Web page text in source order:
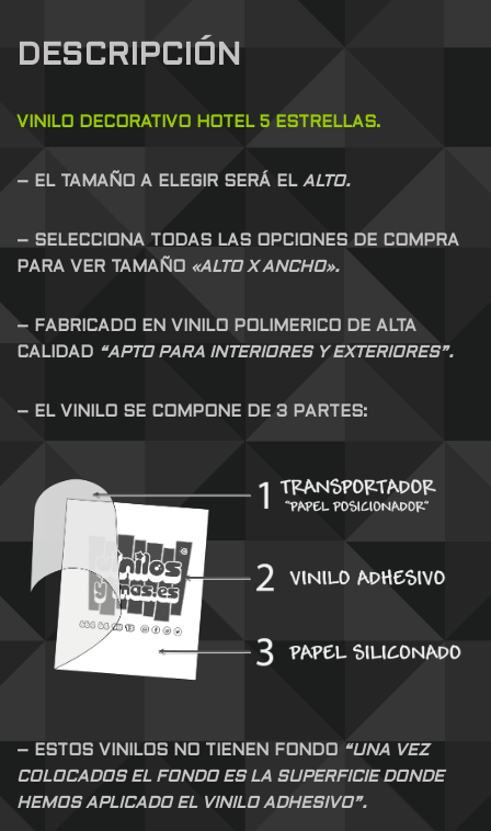
DESCRIPCIÓN
VINILO DECORATIVO HOTEL 5 ESTRELLAS.
– EL TAMAÑO A ELEGIR SERÁ EL ALTO.
– SELECCIONA TODAS LAS OPCIONES DE COMPRA
PARA VER TAMAÑO «ALTO X ANCHO».
– FABRICADO EN VINILO POLIMERICO DE ALTA
CALIDAD “APTO PARA INTERIORES Y EXTERIORES”.
– EL VINILO SE COMPONE DE 3 PARTES:
– ESTOS VINILOS NO TIENEN FONDO “UNA VEZ
COLOCADOS EL FONDO ES LA SUPERFICIE DONDE
HEMOS APLICADO EL VINILO ADHESIVO”.